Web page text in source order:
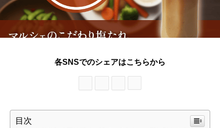
各SNSでのシェアはこちらから
目次